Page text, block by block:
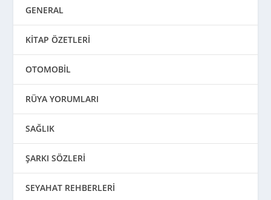
GENERAL
KİTAP ÖZETLERİ
OTOMOBİL
RÜYA YORUMLARI
SAĞLIK
ŞARKI SÖZLERİ
SEYAHAT REHBERLERİ